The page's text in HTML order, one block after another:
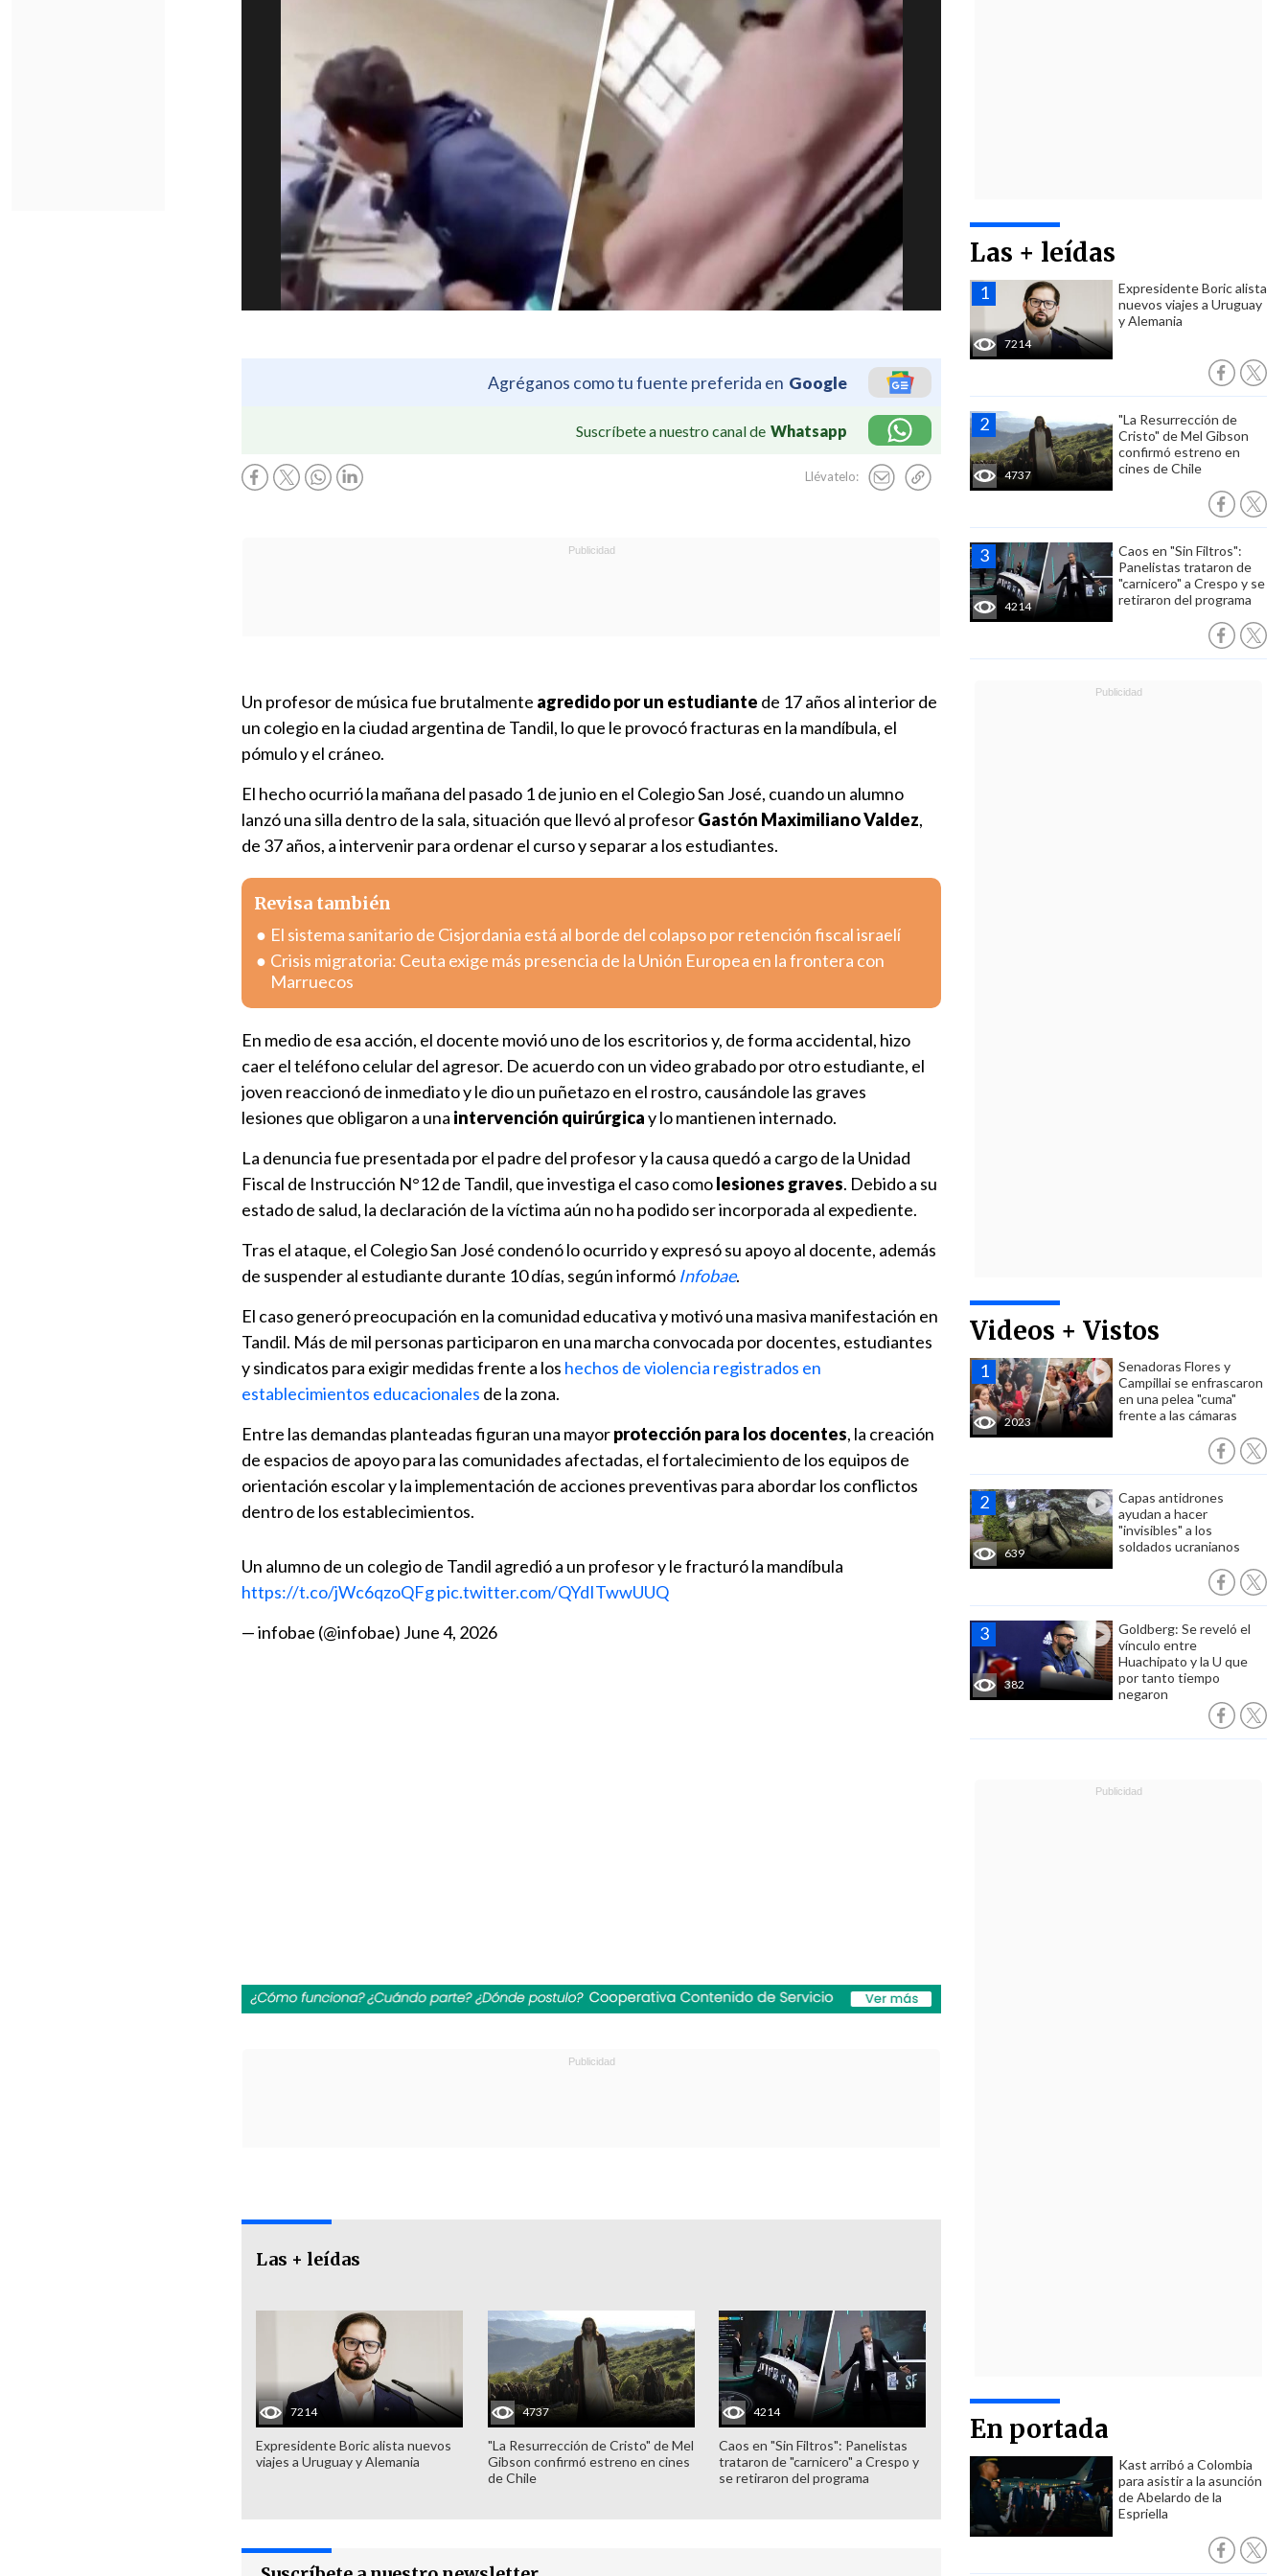
Agréganos como tu fuente preferida en Google
Suscríbete a nuestro canal de Whatsapp
Llévatelo:
Las + leídas
7214
Expresidente Boric alista
nuevos viajes a Uruguay
y Alemania
4737
"La Resurrección de
Cristo" de Mel Gibson
confirmó estreno en
cines de Chile
4214
Caos en "Sin Filtros":
Panelistas trataron de
"carnicero" a Crespo y se
retiraron del programa
Videos + Vistos
2023
Senadoras Flores y
Campillai se enfrascaron
en una pelea "cuma"
frente a las cámaras
639
Capas antidrones
ayudan a hacer
"invisibles" a los
soldados ucranianos
382
Goldberg: Se reveló el
vínculo entre
Huachipato y la U que
por tanto tiempo
negaron
En portada
Kast arribó a Colombia
para asistir a la asunción
de Abelardo de la
Espriella
Un profesor de música fue brutalmente agredido por un estudiante de 17 años al interior de
un colegio en la ciudad argentina de Tandil, lo que le provocó fracturas en la mandíbula, el
pómulo y el cráneo.
El hecho ocurrió la mañana del pasado 1 de junio en el Colegio San José, cuando un alumno
lanzó una silla dentro de la sala, situación que llevó al profesorGastón Maximiliano Valdez,
de 37 años, a intervenir para ordenar el curso y separar a los estudiantes.
Revisa también
El sistema sanitario de Cisjordania está al borde del colapso por retención fiscal israelí
Crisis migratoria: Ceuta exige más presencia de la Unión Europea en la frontera con
Marruecos
En medio de esa acción, el docente movió uno de los escritorios y, de forma accidental, hizo
caer el teléfono celular del agresor. De acuerdo con un video grabado por otro estudiante, el
joven reaccionó de inmediato y le dio un puñetazo en el rostro, causándole las graves
lesiones que obligaron a una intervención quirúrgicay lo mantienen internado.
La denuncia fue presentada por el padre del profesor y la causa quedó a cargo de la Unidad
Fiscal de Instrucción N°12 de Tandil, que investiga el caso comolesiones graves. Debido a su
estado de salud, la declaración de la víctima aún no ha podido ser incorporada al expediente.
Tras el ataque, el Colegio San José condenó lo ocurrido y expresó su apoyo al docente, además
de suspender al estudiante durante 10 días, según informó Infobae.
El caso generó preocupación en la comunidad educativa y motivó una masiva manifestación en
Tandil. Más de mil personas participaron en una marcha convocada por docentes, estudiantes
y sindicatos para exigir medidas frente a los hechos de violencia registrados en
establecimientos educacionales de la zona.
Entre las demandas planteadas figuran una mayorprotección para los docentes, la creación
de espacios de apoyo para las comunidades afectadas, el fortalecimiento de los equipos de
orientación escolar y la implementación de acciones preventivas para abordar los conflictos
dentro de los establecimientos.
Un alumno de un colegio de Tandil agredió a un profesor y le fracturó la mandíbula
https://t.co/jWc6qzoQFgpic.twitter.com/QYdITwwUUQ
— infobae (@infobae) June 4, 2026
Las + leídas
7214
Expresidente Boric alista nuevos
viajes a Uruguay y Alemania
4737
"La Resurrección de Cristo" de Mel
Gibson confirmó estreno en cines
de Chile
4214
Caos en "Sin Filtros": Panelistas
trataron de "carnicero" a Crespo y
se retiraron del programa